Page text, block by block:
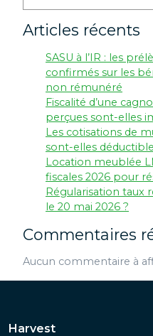
Articles récents
SASU à l’IR : les
confirmés sur les
non rémunéré
Fiscalité d’une
perçues sont-elles
Les cotisations de
sont-elles
Location meublée
fiscales 2026 pour
Régularisation taux
le 20 mai 2026 ?
Commentaires
Aucun commentaire à
Harvest